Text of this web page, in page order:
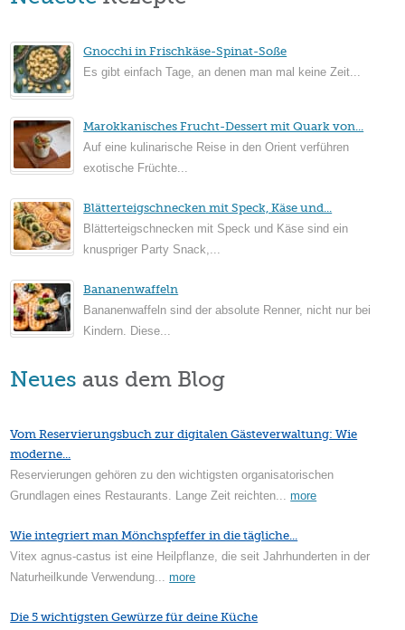
Gnocchi in Frischkäse-Spinat-Soße
Es gibt einfach Tage, an denen man mal keine Zeit...
Marokkanisches Frucht-Dessert mit Quark von...
Auf eine kulinarische Reise in den Orient verführen
exotische Früchte...
Blätterteigschnecken mit Speck, Käse und...
Blätterteigschnecken mit Speck und Käse sind ein
knuspriger Party Snack,...
Bananenwaffeln
Bananenwaffeln sind der absolute Renner, nicht nur bei
Kindern. Diese...
Neues aus dem Blog
Vom Reservierungsbuch zur digitalen Gästeverwaltung: Wie
moderne...
Reservierungen gehören zu den wichtigsten organisatorischen
Grundlagen eines Restaurants. Lange Zeit reichten...more
Wie integriert man Mönchspfeffer in die tägliche...
Vitex agnus-castus ist eine Heilpflanze, die seit Jahrhunderten in der
Naturheilkunde Verwendung...more
Die 5 wichtigsten Gewürze für deine Küche